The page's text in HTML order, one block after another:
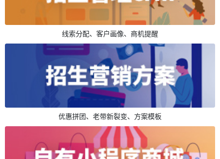
线索分配、客户画像、商机提醒
优惠拼团、老带新裂变、方案模板